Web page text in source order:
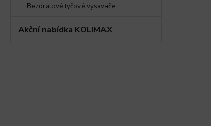
Bezdrátové tyčové vysavače
Akční nabídka KOLIMAX